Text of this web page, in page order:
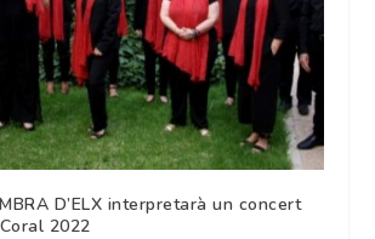
D’ELX interpretarà un concert
2022